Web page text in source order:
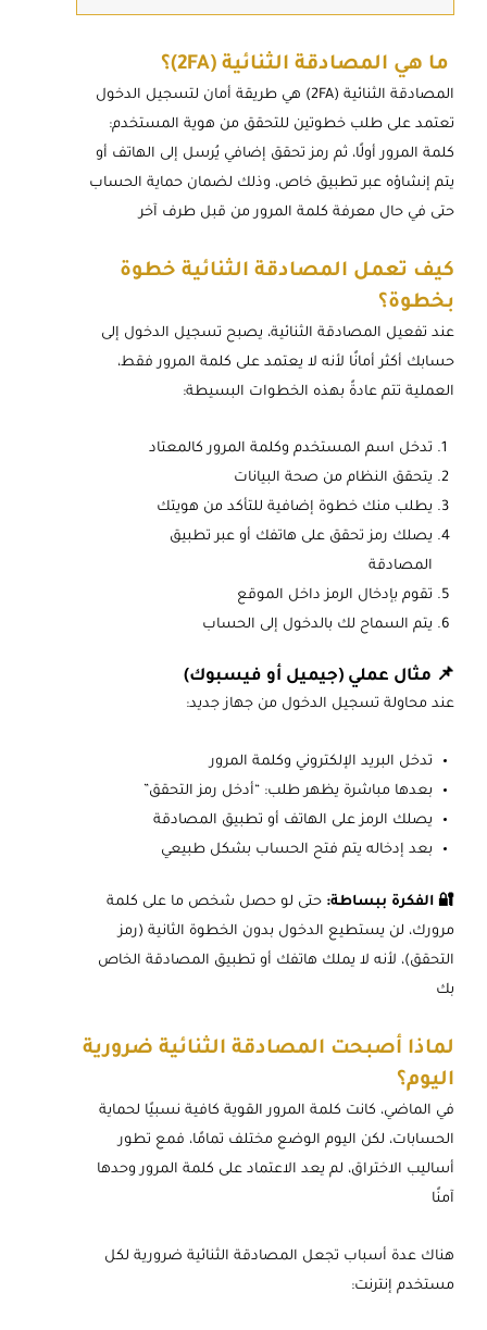
ما هي المصادقة الثنائية (2FA)؟
المصادقة الثنائية (2FA) هي طريقة أمان لتسجيل الدخول
تعتمد على طلب خطوتين للتحقق من هوية المستخدم:
كلمة المرور أولًا، ثم رمز تحقق إضافي يُرسل إلى الهاتف أو
يتم إنشاؤه عبر تطبيق خاص، وذلك لضمان حماية الحساب
حتى في حال معرفة كلمة المرور من قبل طرف آخر
كيف تعمل المصادقة الثنائية خطوة
بخطوة؟
عند تفعيل المصادقة الثنائية، يصبح تسجيل الدخول إلى
حسابك أكثر أمانًا لأنه لا يعتمد على كلمة المرور فقط،
العملية تتم عادةً بهذه الخطوات البسيطة:
تدخل اسم المستخدم وكلمة المرور كالمعتاد
يتحقق النظام من صحة البيانات
يطلب منك خطوة إضافية للتأكد من هويتك
يصلك رمز تحقق على هاتفك أو عبر تطبيق
المصادقة
تقوم بإدخال الرمز داخل الموقع
يتم السماح لك بالدخول إلى الحساب
📌 مثال عملي (جيميل أو فيسبوك)
عند محاولة تسجيل الدخول من جهاز جديد:
تدخل البريد الإلكتروني وكلمة المرور
بعدها مباشرة يظهر طلب: “أدخل رمز التحقق”
يصلك الرمز على الهاتف أو تطبيق المصادقة
بعد إدخاله يتم فتح الحساب بشكل طبيعي
🔐 الفكرة ببساطة: حتى لو حصل شخص ما على كلمة
مرورك، لن يستطيع الدخول بدون الخطوة الثانية (رمز
التحقق)، لأنه لا يملك هاتفك أو تطبيق المصادقة الخاص
بك
لماذا أصبحت المصادقة الثنائية ضرورية
اليوم؟
في الماضي، كانت كلمة المرور القوية كافية نسبيًا لحماية
الحسابات، لكن اليوم الوضع مختلف تمامًا، فمع تطور
أساليب الاختراق، لم يعد الاعتماد على كلمة المرور وحدها
آمنًا
هناك عدة أسباب تجعل المصادقة الثنائية ضرورية لكل
مستخدم إنترنت: